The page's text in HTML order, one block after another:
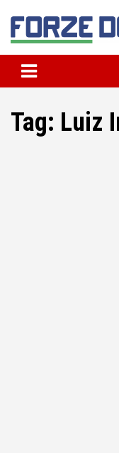
content
Forze
Tag: Luiz